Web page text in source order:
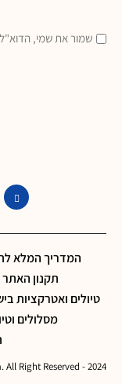
שמור את שמי,
המדריך המלא
תקנון האתר
טיולים ואטרקציות
מסלולים
2024 - Travelwithchen.com. All Right Reserved@.